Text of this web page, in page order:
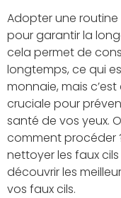
Adopter une
pour garantir la
cela permet de
longtemps, ce qui
monnaie, mais
cruciale pour
santé de vos yeux.
comment procéder
nettoyer les faux
découvrir les
vos faux cils.